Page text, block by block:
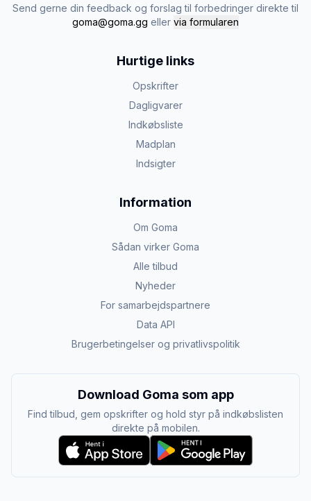
Send gerne din feedback og forslag til forbedringer direkte til
goma@goma.gg eller via formularen
Hurtige links
Opskrifter
Dagligvarer
Indkøbsliste
Madplan
Indsigter
Information
Om Goma
Sådan virker Goma
Alle tilbud
Nyheder
For samarbejdspartnere
Data API
Brugerbetingelser og privatlivspolitik
Download Goma som app
Find tilbud, gem opskrifter og hold styr på indkøbslisten
direkte på mobilen.